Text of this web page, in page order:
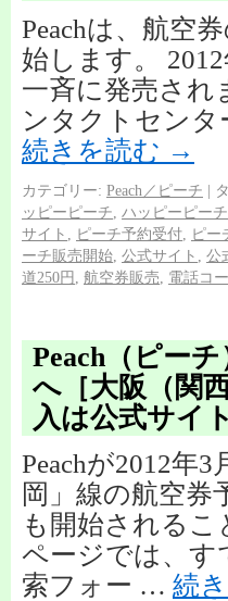
Peachは、航空
始します。
一斉に発売され
ンタクトセン
続きを読む →
カテゴリー: Peach／ピーチ |
ッピーピーチ ハッピーピー
サイト
ピーチ予約受付 ピー
ーチ販売開始 公式サイト 公
道250円
航空券販売 電話コ
Peach（ピー
へ［大阪（関
入は公式サイ
Peachが2012年
岡」線の航空券
も開始されるこ
ページでは、す
索フォー … 続